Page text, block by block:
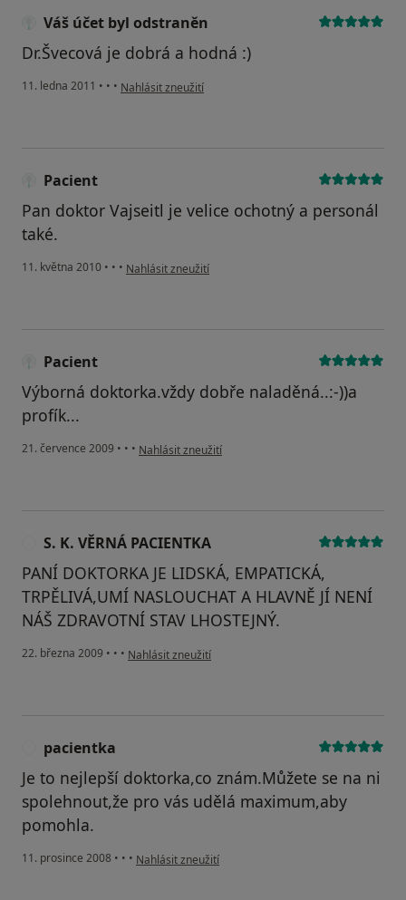
Váš účet byl odstraněn
Dr.Švecová je dobrá a hodná :)
11. ledna 2011 • • • podle názoru uživatele Váš účet byl odstraněn
Nahlásit zneužití
Pacient
Pan doktor Vajseitl je velice ochotný a personál
také.
11. května 2010 • • • podle názoru uživatele Pacient
Nahlásit zneužití
Pacient
Výborná doktorka.vždy dobře naladěná..:-))a
profík...
21. července 2009 • • • podle názoru uživatele Pacient
Nahlásit zneužití
S. K. VĚRNÁ PACIENTKA
PANÍ DOKTORKA JE LIDSKÁ, EMPATICKÁ,
TRPĚLIVÁ,UMÍ NASLOUCHAT A HLAVNĚ JÍ NENÍ
NÁŠ ZDRAVOTNÍ STAV LHOSTEJNÝ.
22. března 2009 • • • podle názoru uživatele S. K. VĚRNÁ PACIENTKA
Nahlásit zneužití
pacientka
Je to nejlepší doktorka,co znám.Můžete se na ni
spolehnout,že pro vás udělá maximum,aby
pomohla.
11. prosince 2008 • • • podle názoru uživatele pacientka
Nahlásit zneužití